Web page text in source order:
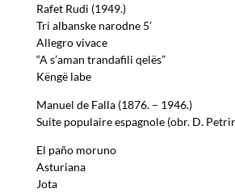
Rafet Rudi (1949.)
Tri albanske narodne 5’
Allegro vivace
“A s’aman trandafili qelës”
Këngë labe
Manuel de Falla (1876. – 1946.)
Suite populaire espagnole (obr. D.
El paño moruno
Asturiana
Jota